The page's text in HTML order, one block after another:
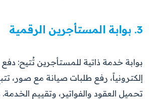
3. بوابة المستأجرين الرقمية
بوابة خدمة ذاتية للمستأجرين تُتيح: دفع
إلكترونياً، رفع طلبات صيانة مع صور،
تحميل العقود والفواتير، وتقييم